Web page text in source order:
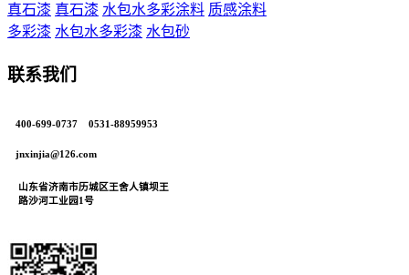
真石漆 真石漆 水包水多彩涂料 质感涂料
多彩漆 水包水多彩漆 水包砂
联系我们
400-699-0737 0531-88959953
jnxinjia@126.com
山东省济南市历城区王舍人镇坝王
路沙河工业园1号